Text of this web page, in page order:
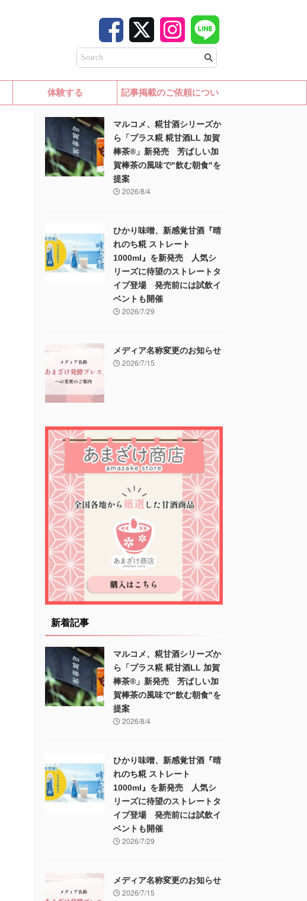
体験する 記事掲載のご依頼につい
マルコメ、糀甘酒シリーズか
ら「プラス糀 糀甘酒LL 加賀
棒茶®」新発売 芳ばしい加
賀棒茶の風味で"飲む朝食"を
提案
2026/8/4
ひかり味噌、新感覚甘酒『晴
れのち糀 ストレート
1000ml』を新発売 人気シ
リーズに待望のストレートタ
イプ登場 発売前には試飲イ
ベントも開催
2026/7/29
メディア名称変更のお知らせ
2026/7/15
新着記事
マルコメ、糀甘酒シリーズか
ら「プラス糀 糀甘酒LL 加賀
棒茶®」新発売 芳ばしい加
賀棒茶の風味で"飲む朝食"を
提案
2026/8/4
ひかり味噌、新感覚甘酒『晴
れのち糀 ストレート
1000ml』を新発売 人気シ
リーズに待望のストレートタ
イプ登場 発売前には試飲イ
ベントも開催
2026/7/29
メディア名称変更のお知らせ
2026/7/15